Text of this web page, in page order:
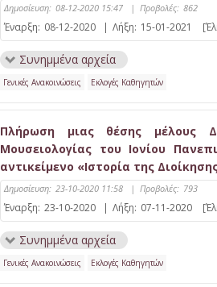
Δημοσίευση: 08-12-2020 15:47 | Προβολές: 862
Έναρξη: 08-12-2020 | Λήξη: 15-01-2021
Συνημμένα αρχεία
Γενικές Ανακοινώσεις Εκλογές Καθηγητών
Πλήρωση μιας θέσης μέλους
Μουσειολογίας του Ιονίου
αντικείμενο «Ιστορία της
Δημοσίευση: 23-10-2020 11:58 | Προβολές: 793
Έναρξη: 23-10-2020 | Λήξη: 07-11-2020
Συνημμένα αρχεία
Γενικές Ανακοινώσεις Εκλογές Καθηγητών